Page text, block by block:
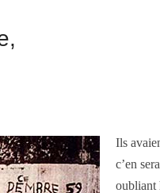
Ils
c’en
oubliant